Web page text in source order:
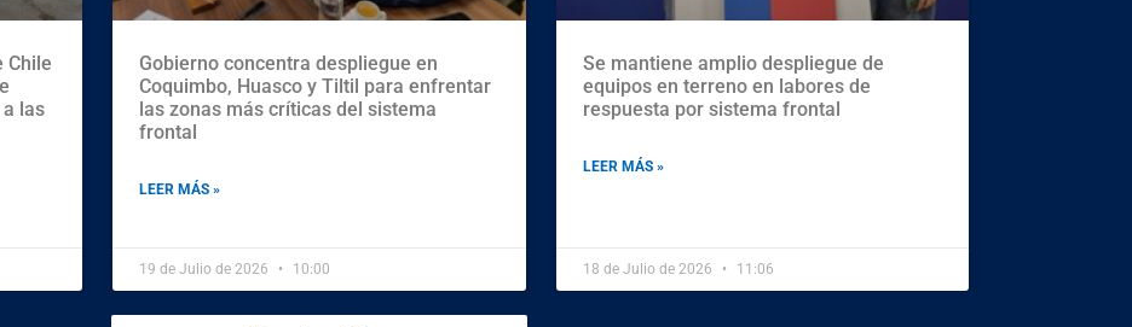
Chile
las
Gobierno concentra despliegue en
Coquimbo, Huasco y Tiltil para enfrentar
las zonas más críticas del sistema
frontal
LEER MÁS »
19 de Julio de 2026 10:00
Se mantiene amplio despliegue de
equipos en terreno en labores de
respuesta por sistema frontal
LEER MÁS »
18 de Julio de 2026 11:06